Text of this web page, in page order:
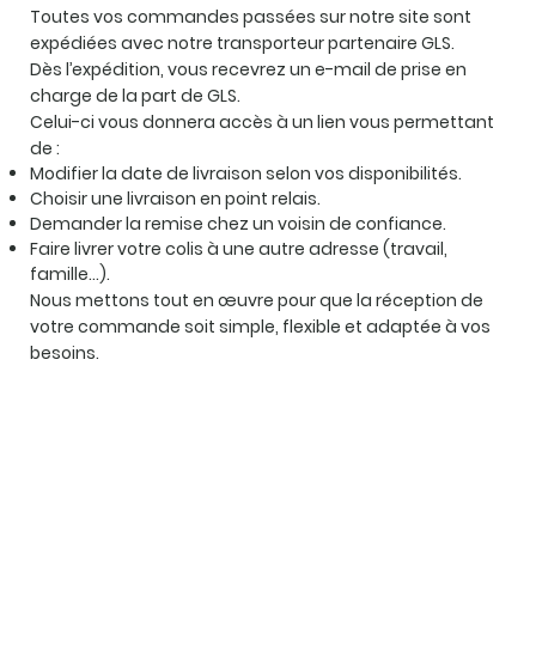
Toutes vos commandes passées sur notre site sont
expédiées avec notre transporteur partenaireGLS.
Dès l’expédition, vous recevrez un e-mail de prise en
charge de la part de GLS.
Celui-ci vous donnera accès à un lien vous permettant
de :
Modifier la date de livraison selon vos disponibilités.
Choisir une livraison en point relais.
Demander la remise chez un voisin de confiance.
Faire livrer votre colis à une autre adresse (travail,
famille…).
Nous mettons tout en œuvre pour que la réception de
votre commande soit simple, flexible et adaptée à vos
besoins.